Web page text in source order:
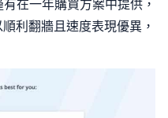
在一年購買方案中提供，
利翻牆且速度表現優異，